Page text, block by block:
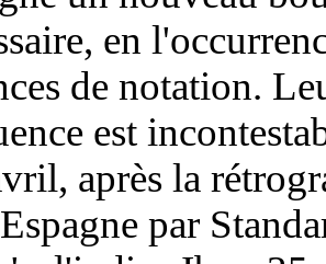
en
de notation.
est
après la
par